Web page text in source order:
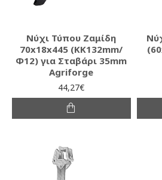
Νύχι Τύπου Ζαμίδη
70x18x445 (KK132mm/
Φ12) για Σταβάρι 35mm
Agriforge
44,27€